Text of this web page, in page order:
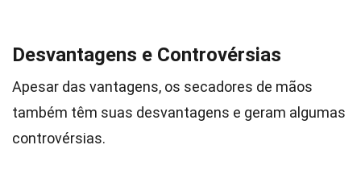
Desvantagens e Controvérsias
Apesar das vantagens, os secadores de mãos
também têm suas desvantagens e geram algumas
controvérsias.